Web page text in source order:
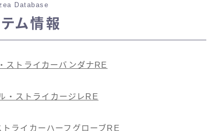
Database
ム情報
ストライカーバンダナRE
・ストライカージレRE
ライカーハーフグローブRE